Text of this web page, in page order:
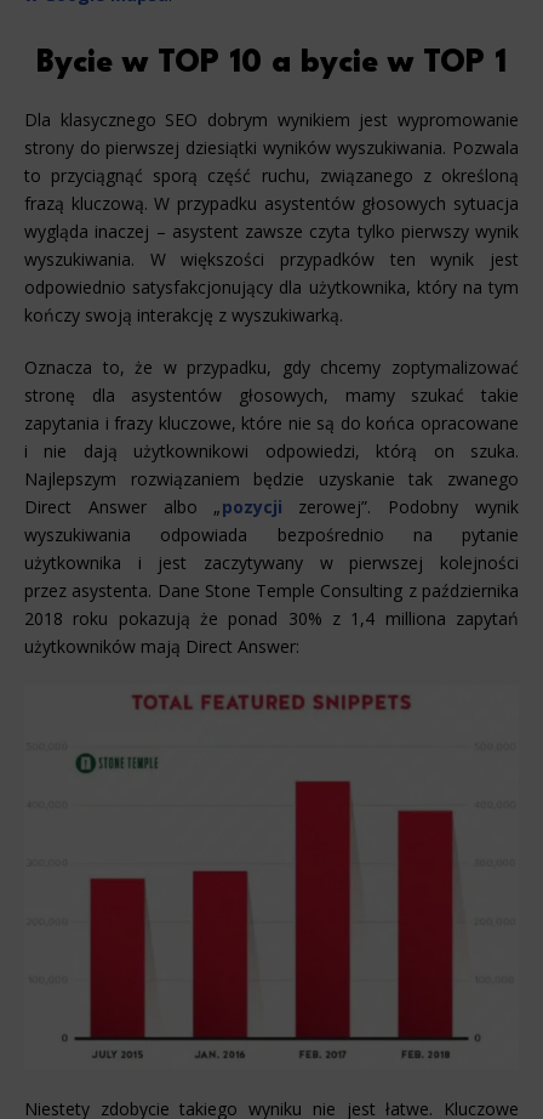
Bycie w TOP 10 a bycie w TOP 1
Dla klasycznego SEO dobrym wynikiem jest wypromowanie
strony do pierwszej dziesiątki wyników wyszukiwania. Pozwala
to przyciągnąć sporą część ruchu, związanego z określoną
frazą kluczową. W przypadku asystentów głosowych sytuacja
wygląda inaczej – asystent zawsze czyta tylko pierwszy wynik
wyszukiwania. W większości przypadków ten wynik jest
odpowiednio satysfakcjonujący dla użytkownika, który na tym
kończy swoją interakcję z wyszukiwarką.
Oznacza to, że w przypadku, gdy chcemy zoptymalizować
stronę dla asystentów głosowych, mamy szukać takie
zapytania i frazy kluczowe, które nie są do końca opracowane
i nie dają użytkownikowi odpowiedzi, którą on szuka.
Najlepszym rozwiązaniem będzie uzyskanie tak zwanego
Direct Answer albo „pozycji zerowej”. Podobny wynik
wyszukiwania odpowiada bezpośrednio na pytanie
użytkownika i jest zaczytywany w pierwszej kolejności
przez asystenta. Dane Stone Temple Consulting z października
2018 roku pokazują że ponad 30% z 1,4 milliona zapytań
użytkowników mają Direct Answer:
Niestety zdobycie takiego wyniku nie jest łatwe. Kluczowe